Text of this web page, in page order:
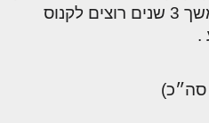
ולא סיימתי לבנות שלד במשך 3 שנים רוצים לקנוס